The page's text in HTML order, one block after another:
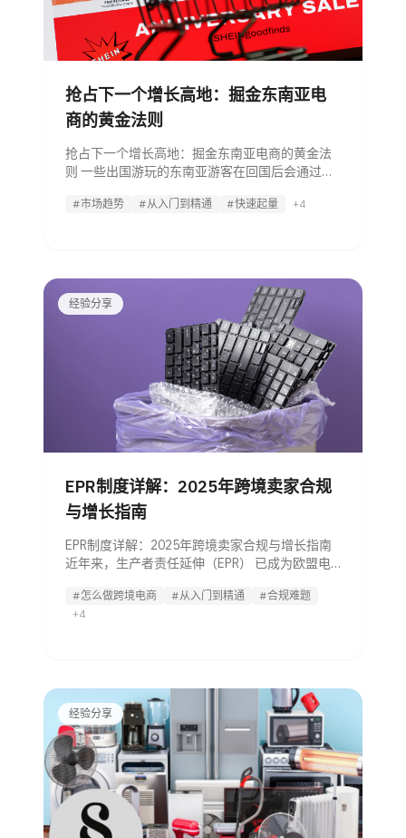
抢占下一个增长高地：掘金东南亚电
商的黄金法则
抢占下一个增长高地：掘金东南亚电商的黄金法
则 一些出国游玩的东南亚游客在回国后会通过跨
东南亚为目标市场的跨境电商吸引了众多商家的
#市场趋势 #从入门到精通 #快速起量 +4
经验分享
EPR制度详解：2025年跨境卖家合规
与增长指南
EPR制度详解：2025年跨境卖家合规与增长指南
近年来，生产者责任延伸（EPR） 已成为欧盟电
等平台经营的卖家而言，这项义务不仅关乎市场
准入，更与成本控制和品牌声誉直接挂钩。本文
#怎么做跨境电商 #从入门到精通
#合规难题
+4
经验分享